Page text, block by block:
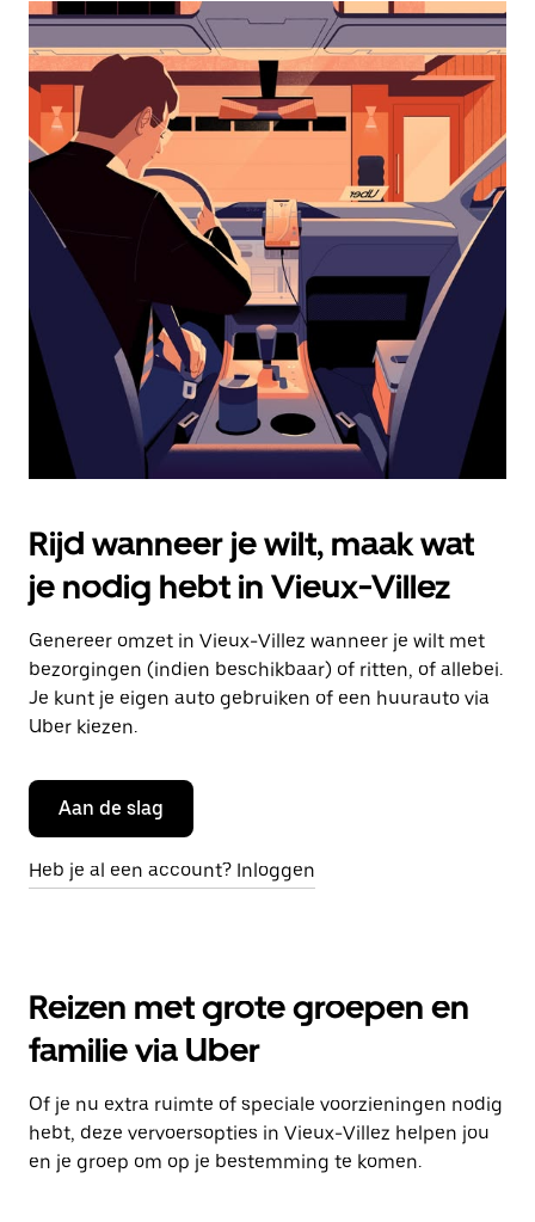
de
te
openen
een
datum
te
selecteren.
Druk
Escape
agenda
te
sluiten.
Rijd wanneer je wilt, maak wat
je nodig hebt in Vieux-Villez
Genereer omzet in Vieux-Villez wanneer je wilt met
bezorgingen (indien beschikbaar) of ritten, of allebei.
Je kunt je eigen auto gebruiken of een huurauto via
Uber kiezen.
Aan de slag
Heb je al een account? Inloggen
Reizen met grote groepen en
familie via Uber
Of je nu extra ruimte of speciale voorzieningen nodig
hebt, deze vervoersopties in Vieux-Villez helpen jou
en je groep om op je bestemming te komen.